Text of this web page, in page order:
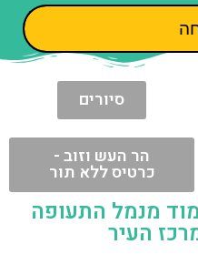
סיורים
הר העש וזוב -
כרטיס ללא תור
מנמל התעופה
העיר